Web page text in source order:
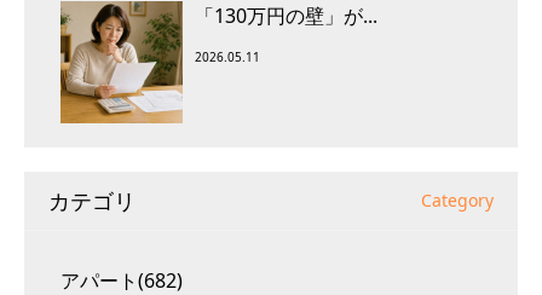
「130万円の壁」が...
2026.05.11
カテゴリ Category
アパート(682)